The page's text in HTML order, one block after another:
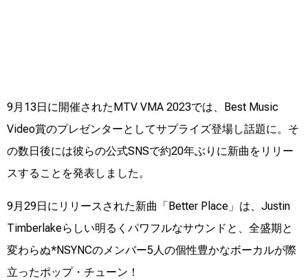
9月13日に開催されたMTV VMA 2023では、Best Music
Video賞のプレゼンターとしてサプライズ登場し話題に。そ
の数日後には彼らの公式SNSで約20年ぶりに新曲をリリー
スすることを発表しました。
9月29日にリリースされた新曲「Better Place」は、Justin
Timberlakeらしい明るくパワフルなサウンドと、全盛期と
変わらぬ*NSYNCのメンバー5人の個性豊かなボーカルが際
立ったポップ・チューン！